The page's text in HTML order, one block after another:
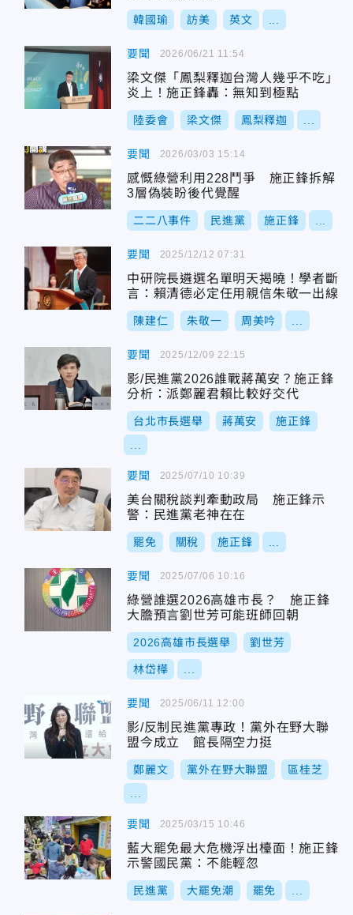
韓國瑜 訪美 英文
要聞
梁文傑「鳳梨釋迦台灣人幾乎不吃」
炎上！施正鋒轟：無知到極點
陸委會 梁文傑 鳳梨釋迦
2026/06/21 11:54
要聞
感慨綠營利用228鬥爭 施正鋒拆解
3層偽裝盼後代覺醒
二二八事件 民進黨 施正鋒
2026/03/03 15:14
要聞
中研院長遴選名單明天揭曉！學者斷
言：賴清德必定任用親信朱敬一出線
陳建仁 朱敬一 周美吟
2025/12/12 07:31
要聞
影/民進黨2026誰戰蔣萬安？施正鋒
分析：派鄭麗君賴比較好交代
台北市長選舉 蔣萬安 施正鋒
2025/12/09 22:15
要聞
美台關稅談判牽動政局 施正鋒示
警：民進黨老神在在
罷免 關稅 施正鋒
2025/07/10 10:39
要聞
綠營誰選2026高雄市長？ 施正鋒
大膽預言劉世芳可能班師回朝
2026高雄市長選舉 劉世芳
林岱樺
2025/07/06 10:16
要聞
影/反制民進黨專政！黨外在野大聯
盟今成立 館長隔空力挺
鄭麗文 黨外在野大聯盟 區桂芝
2025/06/11 12:00
要聞
藍大罷免最大危機浮出檯面！施正鋒
示警國民黨：不能輕忽
民進黨 大罷免潮 罷免
2025/03/15 10:46